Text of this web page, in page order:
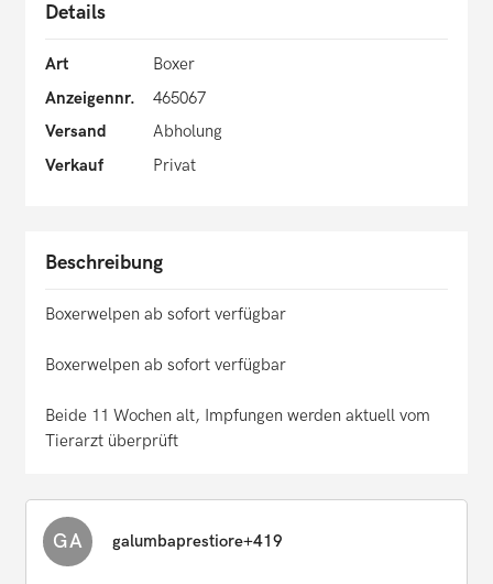
Details
Art
Boxer
Anzeigennr.
465067
Versand
Abholung
Verkauf
Privat
Beschreibung
Boxerwelpen ab sofort verfügbar
Boxerwelpen ab sofort verfügbar
Beide 11 Wochen alt, Impfungen werden aktuell vom
Tierarzt überprüft
GA galumbaprestiore+419